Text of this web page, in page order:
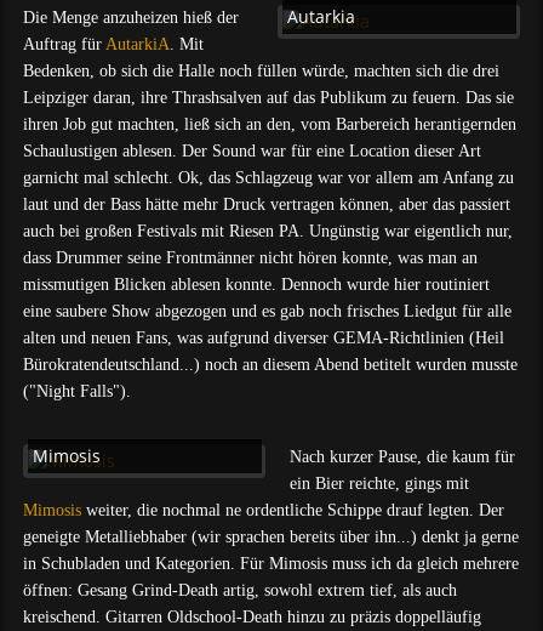
Autarkia
Die Menge anzuheizen hieß der
Auftrag für AutarkiA. Mit
Bedenken, ob sich die Halle noch füllen würde, machten sich die drei
Leipziger daran, ihre Thrashsalven auf das Publikum zu feuern. Das sie
ihren Job gut machten, ließ sich an den, vom Barbereich herantigernden
Schaulustigen ablesen. Der Sound war für eine Location dieser Art
garnicht mal schlecht. Ok, das Schlagzeug war vor allem am Anfang zu
laut und der Bass hätte mehr Druck vertragen können, aber das passiert
auch bei großen Festivals mit Riesen PA. Ungünstig war eigentlich nur,
dass Drummer seine Frontmänner nicht hören konnte, was man an
missmutigen Blicken ablesen konnte. Dennoch wurde hier routiniert
eine saubere Show abgezogen und es gab noch frisches Liedgut für alle
alten und neuen Fans, was aufgrund diverser GEMA-Richtlinien (Heil
Bürokratendeutschland...) noch an diesem Abend betitelt wurden musste
("Night Falls").
Mimosis
Nach kurzer Pause, die kaum für
ein Bier reichte, gings mit
Mimosis weiter, die nochmal ne ordentliche Schippe drauf legten. Der
geneigte Metalliebhaber (wir sprachen bereits über ihn...) denkt ja gerne
in Schubladen und Kategorien. Für Mimosis muss ich da gleich mehrere
öffnen: Gesang Grind-Death artig, sowohl extrem tief, als auch
kreischend. Gitarren Oldschool-Death hinzu zu präzis doppelläufig